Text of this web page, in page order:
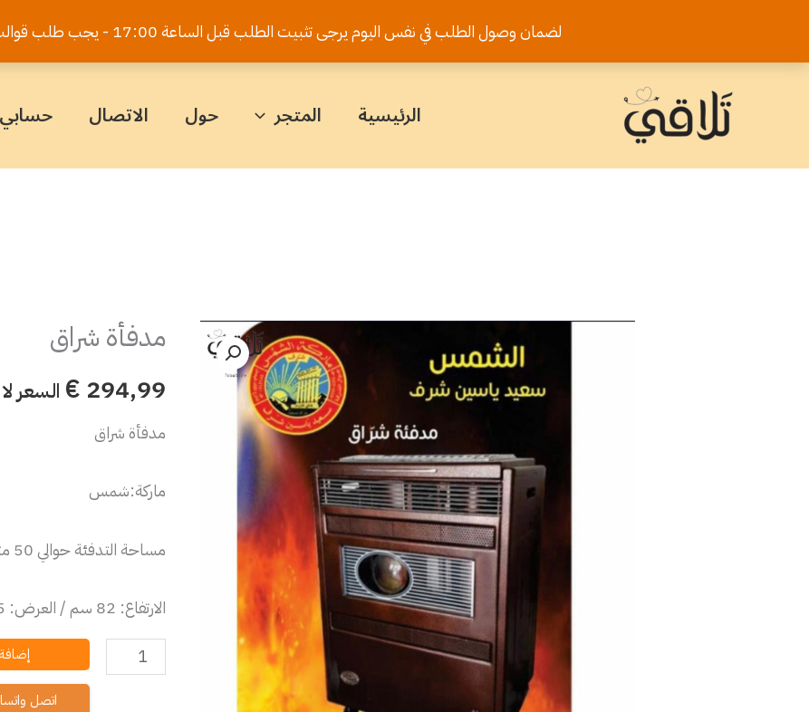
لضمان وصول الطلب في نفس اليوم يرجى تثبيت الطلب قبل الساعة 17:00 - يجب طلب قوالب الكيك قبل 5 أيام
الرئيسية المتجر حول الاتصال حسابي
مدفأة شراق
€ 294,99 السعر
مدفأة شراق
ماركة:شمس
مساحة التدفئة حوالي 50 متر مربع
الارتفاع: 82 سم / العرض: 65 سم / العمق: 42 سم
كمية
شراق
اتصل